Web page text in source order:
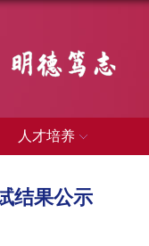
人才培养
结果公示